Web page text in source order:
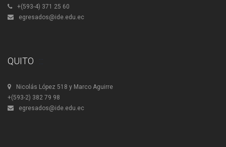
+(593-4) 371 25 60
egresados@ide.edu.ec
QUITO
Nicolás López 518 y Marco Aguirre
+(593-2) 382 79 98
egresados@ide.edu.ec